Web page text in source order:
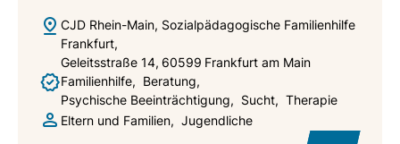
CJD Rhein-Main, Sozialpädagogische Familienhilfe
Frankfurt
Geleitsstraße 14 60599 Frankfurt am Main
Familienhilfe
Beratung
Psychische Beeinträchtigung
Sucht
Therapie
Eltern und Familien
Jugendliche